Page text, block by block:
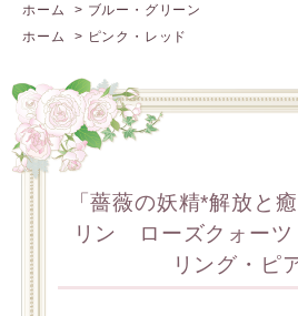
ホーム
> ブルー・グリーン
ホーム
> ピンク・レッド
「薔薇の妖精*解放と
リン ローズクォー
リング・ピ